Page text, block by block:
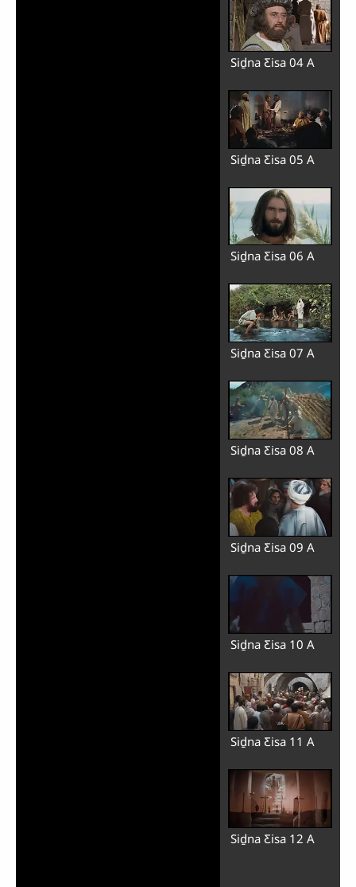
Siḏna Ƹisa 04 A
Siḏna Ƹisa 05 A
Siḏna Ƹisa 06 A
Siḏna Ƹisa 07 A
Siḏna Ƹisa 08 A
Siḏna Ƹisa 09 A
Siḏna Ƹisa 10 A
Siḏna Ƹisa 11 A
Siḏna Ƹisa 12 A